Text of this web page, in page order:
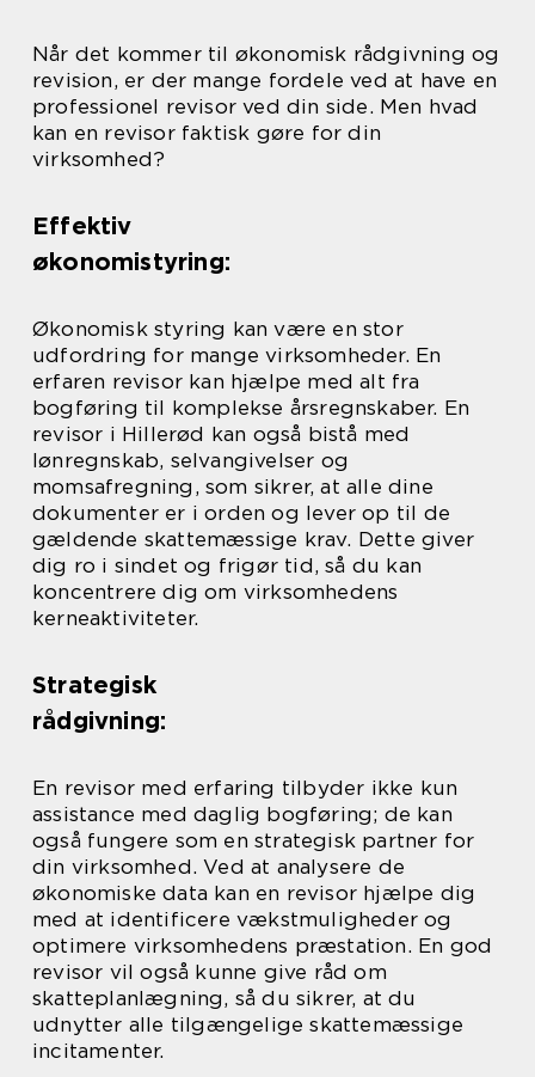
Når det kommer til økonomisk rådgivning og
revision, er der mange fordele ved at have en
professionel revisor ved din side. Men hvad
kan en revisor faktisk gøre for din
virksomhed?
Effektiv
økonomistyring:
Økonomisk styring kan være en stor
udfordring for mange virksomheder. En
erfaren revisor kan hjælpe med alt fra
bogføring til komplekse årsregnskaber. En
revisor i Hillerød kan også bistå med
lønregnskab, selvangivelser og
momsafregning, som sikrer, at alle dine
dokumenter er i orden og lever op til de
gældende skattemæssige krav. Dette giver
dig ro i sindet og frigør tid, så du kan
koncentrere dig om virksomhedens
kerneaktiviteter.
Strategisk
rådgivning:
En revisor med erfaring tilbyder ikke kun
assistance med daglig bogføring; de kan
også fungere som en strategisk partner for
din virksomhed. Ved at analysere de
økonomiske data kan en revisor hjælpe dig
med at identificere vækstmuligheder og
optimere virksomhedens præstation. En god
revisor vil også kunne give råd om
skatteplanlægning, så du sikrer, at du
udnytter alle tilgængelige skattemæssige
incitamenter.